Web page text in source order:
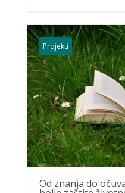
Projekti
Od znanja do